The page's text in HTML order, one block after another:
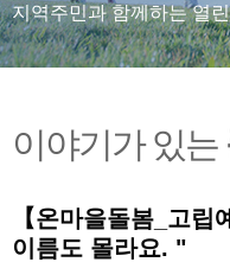
지역주민과 함께하는 열
이야기가 있는
【온마을돌봄_고
이름도 몰라요. "